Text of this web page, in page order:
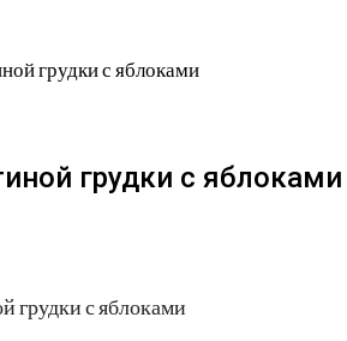
грудки с яблоками
грудки с яблоками